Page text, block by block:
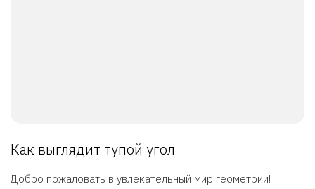
Как выглядит тупой угол
Добро пожаловать в увлекательный мир геометрии!